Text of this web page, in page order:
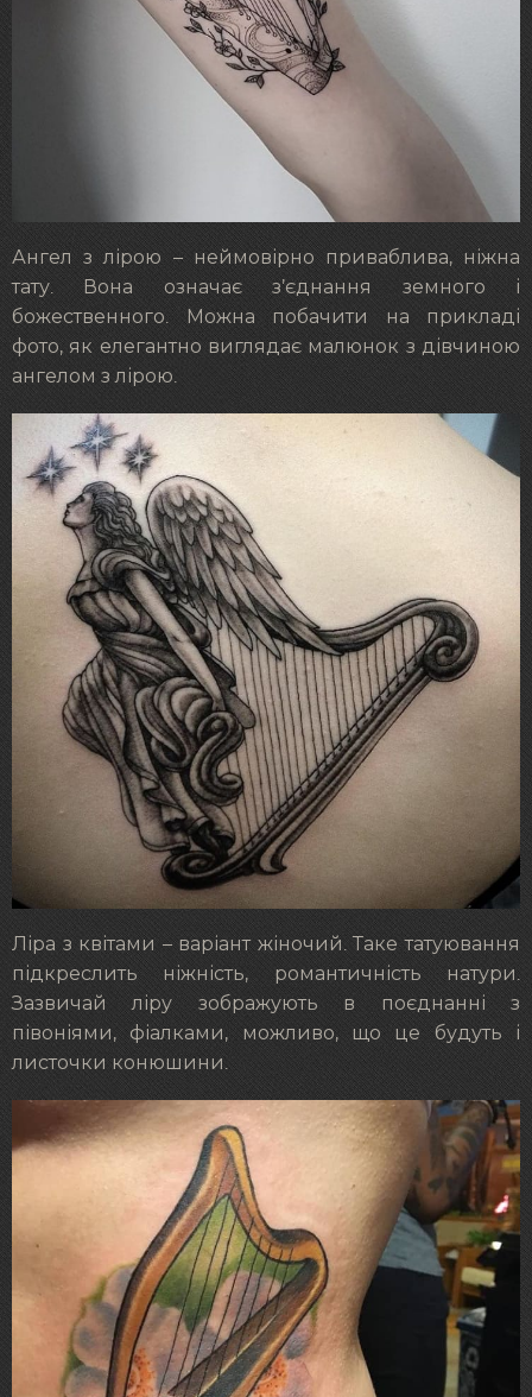
Ангел з лірою – неймовірно приваблива, ніжна
тату. Вона означає з’єднання земного і
божественного. Можна побачити на прикладі
фото, як елегантно виглядає малюнок з дівчиною
ангелом з лірою.
Ліра з квітами – варіант жіночий. Таке татуювання
підкреслить ніжність, романтичність натури.
Зазвичай ліру зображують в поєднанні з
півоніями, фіалками, можливо, що це будуть і
листочки конюшини.